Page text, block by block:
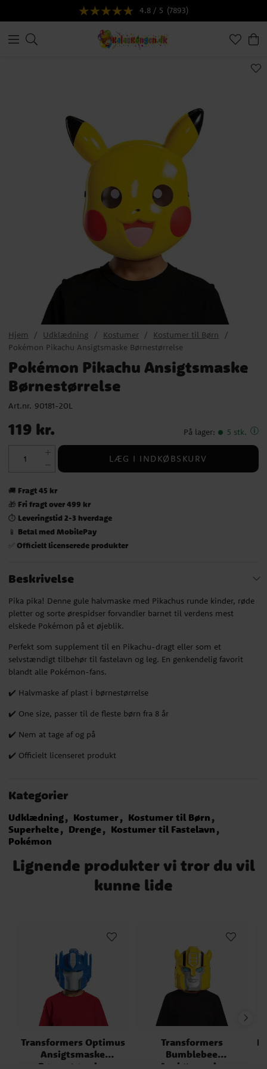
4.8 / 5 (7893)
Hjem Udklædning Kostumer
Kostumer til Børn
Pokémon Pikachu Ansigtsmaske Børnestørrelse
Pokémon Pikachu Ansigtsmaske
Børnestørrelse
Art.nr. 90181-20L
Pris:119 kr.
119 kr. På lager: 5 stk.
LÆG I INDKØBSKURV
🚚 Fragt 45 kr
🎁 Fri fragt over 499 kr
⏱️ Leveringstid 2-3 hverdage
📱 Betal med MobilePay
✅ Officielt licenserede produkter
Beskrivelse
Pika pika! Denne gule halvmaske med Pikachus runde kinder, røde
pletter og sorte ørespidser forvandler barnet til verdens mest
elskede Pokémon på et øjeblik.
Perfekt som supplement til en Pikachu-dragt eller som et
selvstændigt tilbehør til fastelavn og leg. En genkendelig favorit
blandt alle Pokémon-fans.
✔️ Halvmaske af plast i børnestørrelse
✔️ One size, passer til de fleste børn fra 8 år
✔️ Nem at tage af og på
✔️ Officielt licenseret produkt
Kategorier
Udklædning Kostumer
Kostumer til Børn
Superhelte
Drenge
Kostumer til Fastelavn
Pokémon
Lignende produkter vi tror du vil
kunne lide
Transformers Optimus
Ansigtsmaske
Børnestørrelse
Transformers
Bumblebee
Ansigtsmaske